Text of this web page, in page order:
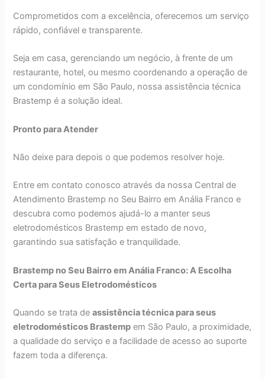
Comprometidos com a excelência, oferecemos um serviço
rápido, confiável e transparente.
Seja em casa, gerenciando um negócio, à frente de um
restaurante, hotel, ou mesmo coordenando a operação de
um condomínio em São Paulo, nossa assistência técnica
Brastemp é a solução ideal.
Pronto para Atender
Não deixe para depois o que podemos resolver hoje.
Entre em contato conosco através da nossa Central de
Atendimento Brastemp no Seu Bairro em Anália Franco e
descubra como podemos ajudá-lo a manter seus
eletrodomésticos Brastemp em estado de novo,
garantindo sua satisfação e tranquilidade.
Brastemp no Seu Bairro em Anália Franco: A Escolha
Certa para Seus Eletrodomésticos
Quando se trata deassistência técnica para seus
eletrodomésticos Brastemp em São Paulo, a proximidade,
a qualidade do serviço e a facilidade de acesso ao suporte
fazem toda a diferença.